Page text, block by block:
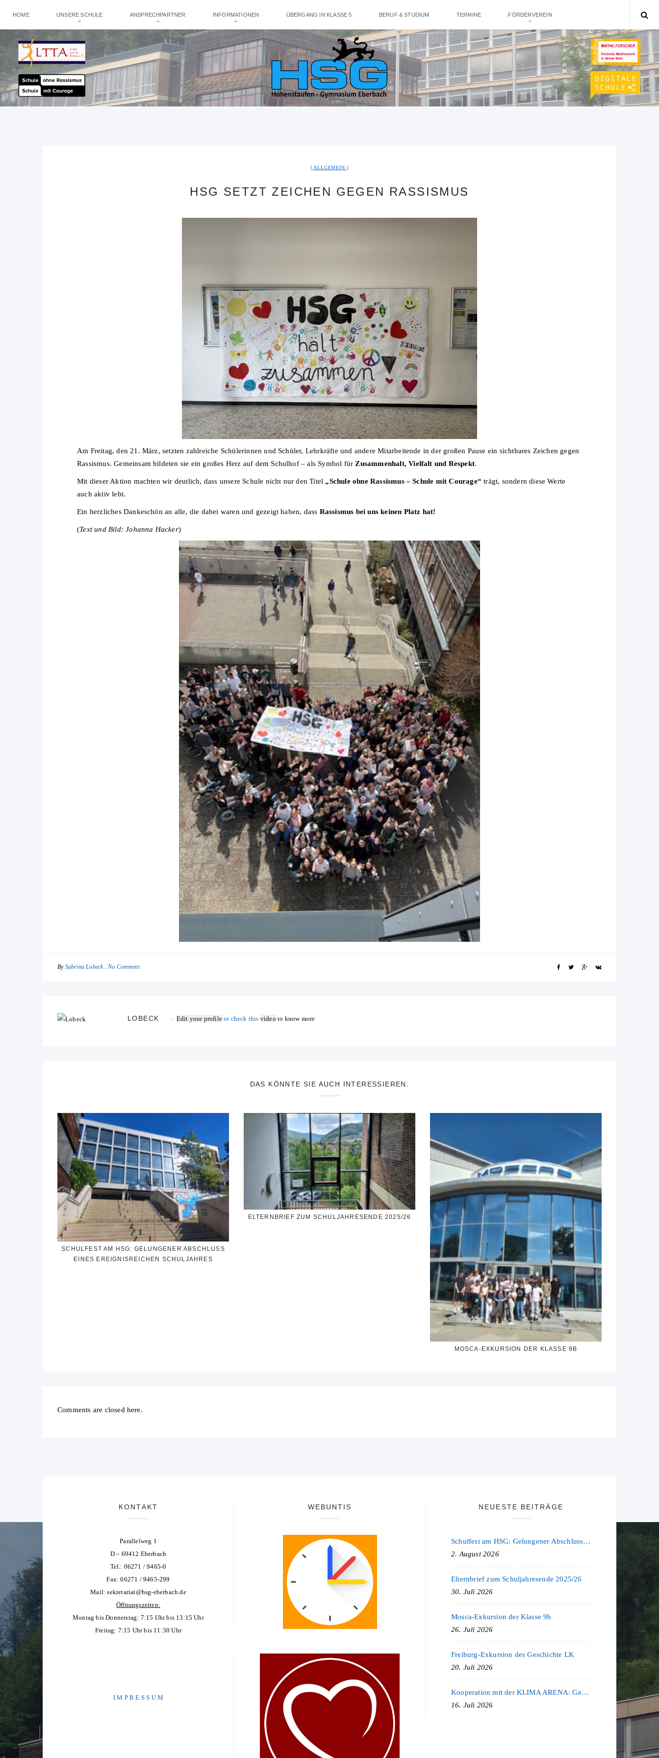
HOME UNSERE SCHULE ANSPRECHPARTNER INFORMATIONEN ÜBERGANG IN KLASSE 5 BERUF & STUDIUM TERMINE FÖRDERVEREIN
ALLGEMEIN
HSG SETZT ZEICHEN GEGEN RASSISMUS
Am Freitag, den 21. März, setzten zahlreiche Schülerinnen und Schüler, Lehrkräfte und andere Mitarbeitende in der großen Pause ein sichtbares Zeichen gegen
Rassismus. Gemeinsam bildeten sie ein großes Herz auf dem Schulhof – als Symbol für Zusammenhalt, Vielfalt und Respekt.
Mit dieser Aktion machten wir deutlich, dass unsere Schule nicht nur den Titel „Schule ohne Rassismus – Schule mit Courage“ trägt, sondern diese Werte
auch aktiv lebt.
Ein herzliches Dankeschön an alle, die dabei waren und gezeigt haben, dass Rassismus bei uns keinen Platz hat!
(Text und Bild: Johanna Hacker)
By Sabrina Lobeck No Comment
LOBECK Edit your profileor check this video to know more
DAS KÖNNTE SIE AUCH INTERESSIEREN:
SCHULFEST AM HSG: GELUNGENER ABSCHLUSS
EINES EREIGNISREICHEN SCHULJAHRES
ELTERNBRIEF ZUM SCHULJAHRESENDE 2025/26
MOSCA-EXKURSION DER KLASSE 9B
Comments are closed here.
KONTAKT
Parallelweg 1
D – 69412 Eberbach
Tel.: 06271 / 9465-0
Fax: 06271 / 9465-299
Mail:sekretariat@hsg-eberbach.de
Öffnungszeiten:
Montag bis Donnerstag: 7:15 Uhr bis 13:15 Uhr
Freitag: 7:15 Uhr bis 11:30 Uhr
I M P R E S S U M
WEBUNTIS NEUESTE BEITRÄGE
Schulfest am HSG: Gelungener Abschluss eines ereignisreichen Schuljahres
2. August 2026
Elternbrief zum Schuljahresende 2025/26
30. Juli 2026
Mosca-Exkursion der Klasse 9b
26. Juli 2026
Freiburg-Exkursion des Geschichte LK
20. Juli 2026
Kooperation mit der KLIMA ARENA: Gemeinsam für Nachhaltigkeit und Klimaschutz
16. Juli 2026